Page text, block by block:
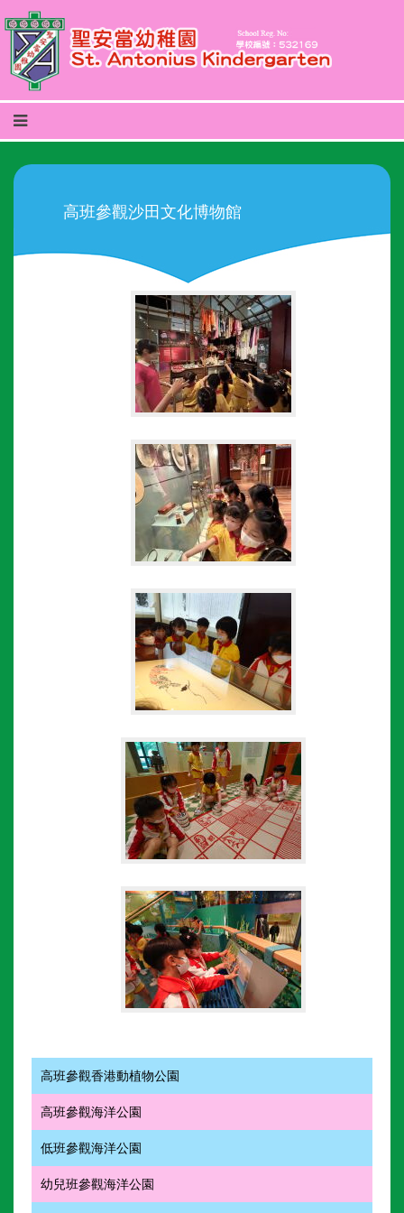
高班參觀沙田文化博物館
高班參觀香港動植物公園
高班參觀海洋公園
低班參觀海洋公園
幼兒班參觀海洋公園